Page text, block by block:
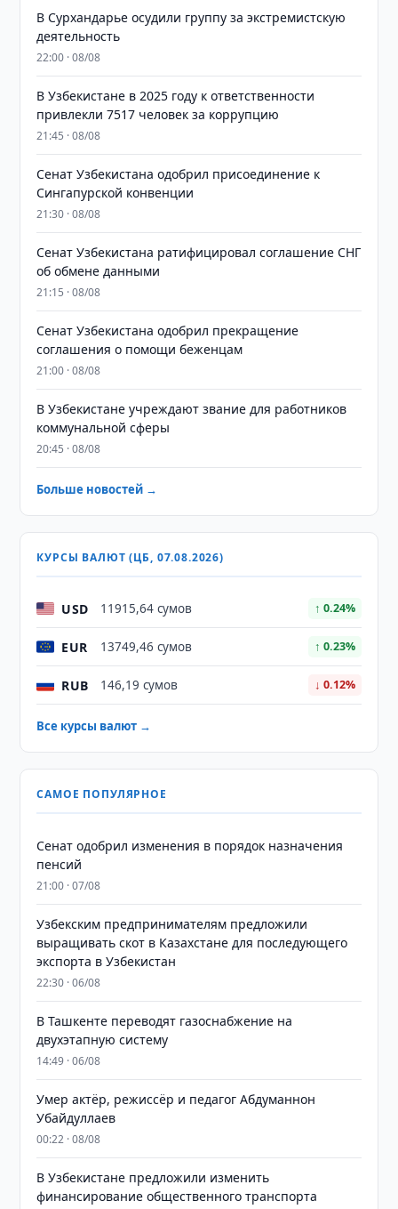
В Сурхандарье осудили группу за экстремистскую
деятельность
22:00 · 08/08
В Узбекистане в 2025 году к ответственности
привлекли 7517 человек за коррупцию
21:45 · 08/08
Сенат Узбекистана одобрил присоединение к
Сингапурской конвенции
21:30 · 08/08
Сенат Узбекистана ратифицировал соглашение СНГ
об обмене данными
21:15 · 08/08
Сенат Узбекистана одобрил прекращение
соглашения о помощи беженцам
21:00 · 08/08
В Узбекистане учреждают звание для работников
коммунальной сферы
20:45 · 08/08
Больше новостей →
КУРСЫ ВАЛЮТ (ЦБ, 07.08.2026)
USD 11915,64 сумов ↑ 0.24%
EUR 13749,46 сумов ↑ 0.23%
RUB 146,19 сумов ↓ 0.12%
Все курсы валют →
САМОЕ ПОПУЛЯРНОЕ
Сенат одобрил изменения в порядок назначения
пенсий
21:00 · 07/08
Узбекским предпринимателям предложили
выращивать скот в Казахстане для последующего
экспорта в Узбекистан
22:30 · 06/08
В Ташкенте переводят газоснабжение на
двухэтапную систему
14:49 · 06/08
Умер актёр, режиссёр и педагог Абдуманнон
Убайдуллаев
00:22 · 08/08
В Узбекистане предложили изменить
финансирование общественного транспорта